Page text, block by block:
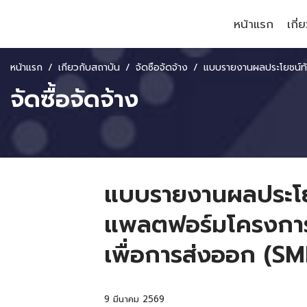
หน้าแรก เกี่
หน้าแรก เกี่ยวกับสถาบัน จัดซื้อจัดจ้าง แบบรายงานผลประโยชน์ทับซ้อนตามลักษณะงานโครงการ จ้างพัฒนาแพลตฟอร์มโครงการคลินิกเสมือนจริงให้คำปรึกษาผู้ประกอ
จัดซื้อจัดจ้าง
แบบรายงานผลปร
แพลตฟอร์มโครงกา
เพื่อการส่งออก
9 มีนาคม 2569